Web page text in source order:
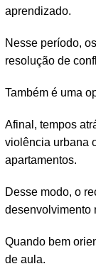
aprendizado.
Nesse período,
resolução de
Também é uma
Afinal, tempos
violência urbana
apartamentos.
Desse modo, o
desenvolvimento
Quando bem
de aula.